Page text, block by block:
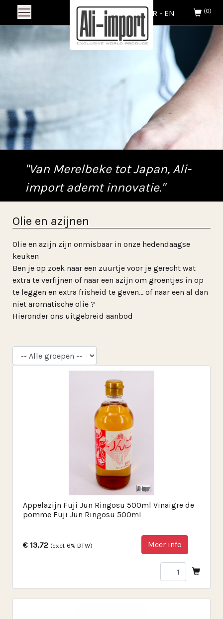
(0)
NL- FR - EN
"Van Merelbeke tot Japan, Ali-
import ademt innovatie."
Olie en azijnen
Olie en azijn zijn onmisbaar in onze hedendaagse
keuken
Ben je op zoek naar een zuurtje voor je gerecht wat
extra te verfijnen of naar een azijn om groentjes in op
te leggen en extra frisheid te geven… of naar een al dan
niet aromatische olie ?
Hieronder ons uitgebreid aanbod
Appelazijn Fuji Jun Ringosu 500ml Vinaigre de
pomme Fuji Jun Ringosu 500ml
€ 13,72 (excl. 6% BTW) Meer info